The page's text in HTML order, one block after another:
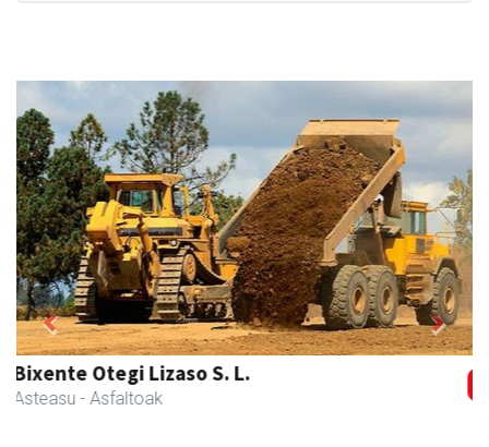
Ormazabal garraioak
Asteasu - Garraioak
Previous Next